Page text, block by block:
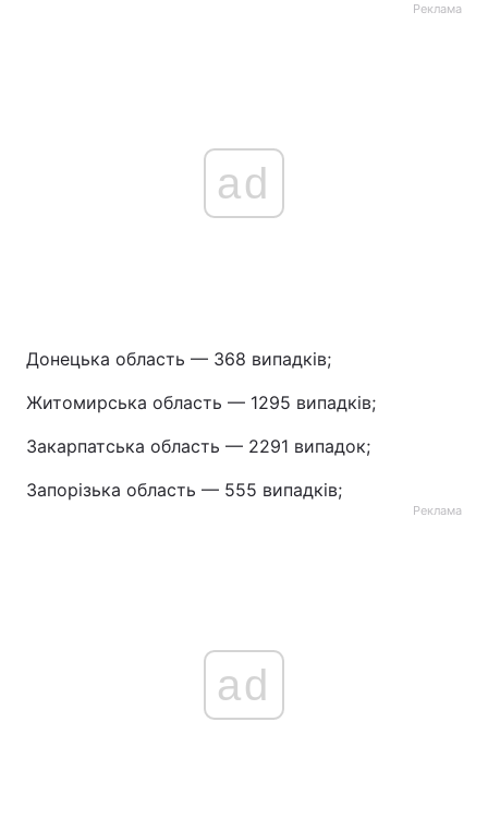
Реклама
ad
Донецька область — 368 випадків;
Житомирська область — 1295 випадків;
Закарпатська область — 2291 випадок;
Запорізька область — 555 випадків;
Реклама
ad